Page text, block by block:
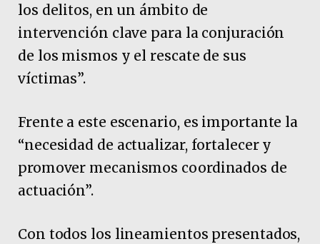
los delitos, en un ámbito de
intervención clave para la conjuración
de los mismos y el rescate de sus
víctimas”.
Frente a este escenario, es importante la
“necesidad de actualizar, fortalecer y
promover mecanismos coordinados de
actuación”.
Con todos los lineamientos presentados,